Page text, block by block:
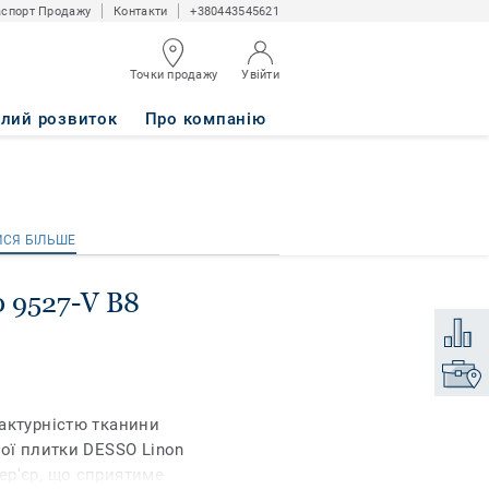
Продажу Контакти +380443545621
Точки продажу Увійти
розвиток Про компанію
БІЛЬШЕ
9527-V B8
тканини
плитки DESSO Linon
що сприятиме